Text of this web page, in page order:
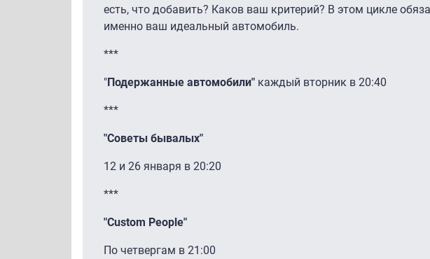
есть, что добавить? Каков ваш критерий? В этом цикле
именно ваш идеальный автомобиль.
***
"Подержанные автомобили" каждый вторник в 20:40
***
"Советы бывалых"
12 и 26 января в 20:20
***
"Custom People"
По четвергам в 21:00